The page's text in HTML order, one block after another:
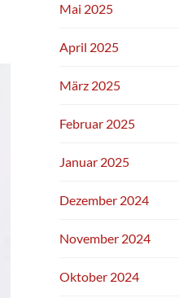
Mai 2025
April 2025
März 2025
Februar 2025
Januar 2025
Dezember 2024
November 2024
Oktober 2024